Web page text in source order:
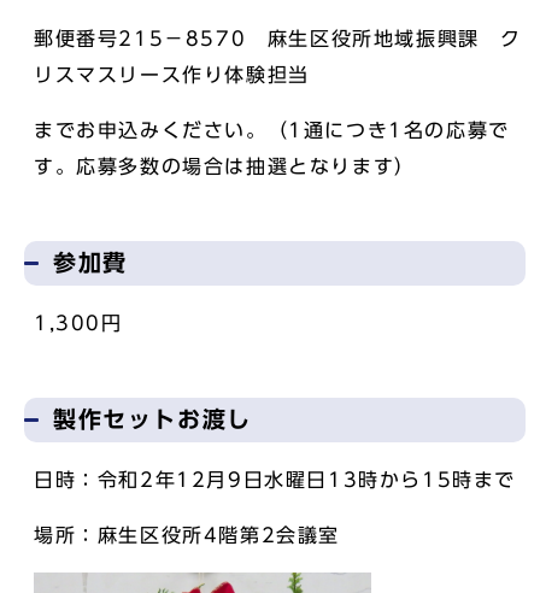
郵便番号215－8570 麻生区役所地域振興課 ク
リスマスリース作り体験担当
までお申込みください。（1通につき1名の応募で
す。応募多数の場合は抽選となります）
参加費
1,300円
製作セットお渡し
日時：令和2年12月9日水曜日13時から15時まで
場所：麻生区役所4階第2会議室